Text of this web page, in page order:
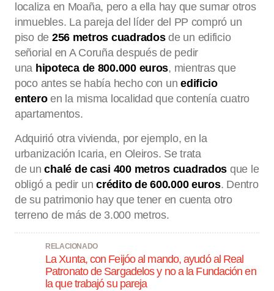
localiza en Moaña, pero a ella hay que sumar otros
inmuebles. La pareja del líder del PP compró un
piso de 256 metros cuadradosde un edificio
señorial en A Coruña después de pedir
una hipoteca de 800.000 euros, mientras que
poco antes se había hecho con unedificio
enteroen la misma localidad que contenía cuatro
apartamentos.
Adquirió otra vivienda, por ejemplo, en la
urbanización Icaria, en Oleiros. Se trata
de unchalé de casi 400 metros cuadrados que le
obligó a pedir uncrédito de 600.000 euros. Dentro
de su patrimonio hay que tener en cuenta otro
terreno de más de 3.000 metros.
RELACIONADO
La Xunta, con Feijóo al mando, ayudó al Real
Patronato de Sargadelos y no a la Fundación en
la que trabajó su pareja